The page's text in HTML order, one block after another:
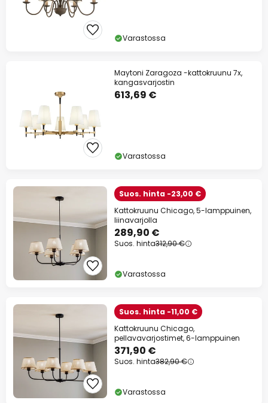
Varastossa
Maytoni Zaragoza -kattokruunu 7x,
kangasvarjostin
613,69 €
Varastossa
Suos. hinta -23,00 €
Kattokruunu Chicago, 5-lamppuinen,
liinavarjolla
289,90 €
Suos. hinta312,90 €
Varastossa
Suos. hinta -11,00 €
Kattokruunu Chicago,
pellavavarjostimet, 6-lamppuinen
371,90 €
Suos. hinta382,90 €
Varastossa